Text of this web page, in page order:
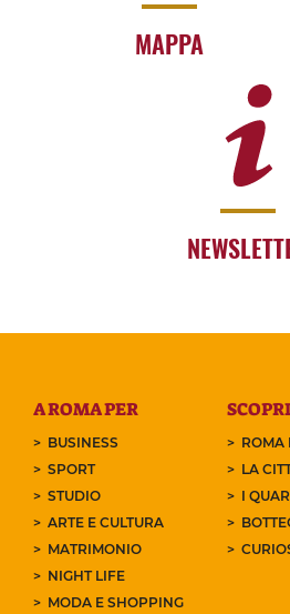
MAPPA
A ROMA PER
BUSINESS
SPORT
STUDIO
ARTE E CULTURA
MATRIMONIO
NIGHT LIFE
MODA E SHOPPING
ROMA
LA
I